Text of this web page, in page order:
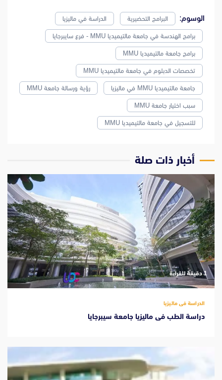
الوسوم: البرامج التحضيرية الدراسة في ماليزيا
برامج الهندسة في جامعة مالتيميديا ​​MMU - فرع سايبرجايا
برامج جامعة مالتيميديا ​​MMU
تخصصات الدبلوم في جامعة مالتيميديا ​​MMU
جامعة مالتيميديا ​​MMU في ماليزيا رؤية ورسالة جامعة MMU
سبب اختيار جامعة MMU
للتسجيل في جامعة مالتيميديا ​​MMU
‫أخبار ذات صلة
‫1 دقيقة للقراءة
الدراسة فى ماليزيا
دراسة الطب فى ماليزيا جامعة سيبرجايا